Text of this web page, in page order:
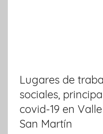
Lugares de
sociales,
covid-19 en
San Martín